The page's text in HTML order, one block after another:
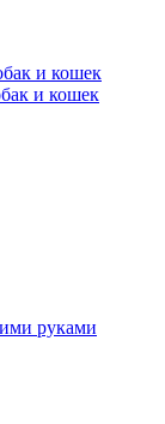
и кошек
и кошек
руками